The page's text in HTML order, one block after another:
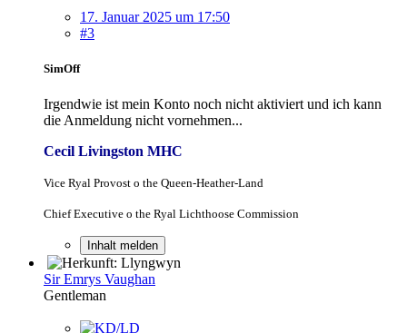
17. Januar 2025 um 17:50
#3
SimOff
Irgendwie ist mein Konto noch nicht aktiviert und ich kann
die Anmeldung nicht vornehmen...
Cecil Livingston MHC
Vice Ryal Provost o the Queen-Heather-Land
Chief Executive o the Ryal Lichthoose Commission
Inhalt melden
Sir Emrys Vaughan
Gentleman